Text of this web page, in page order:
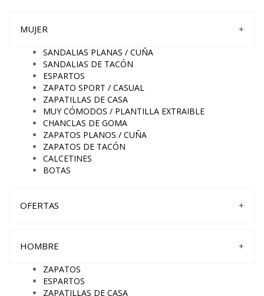
MUJER +
SANDALIAS PLANAS / CUÑA
SANDALIAS DE TACÓN
ESPARTOS
ZAPATO SPORT / CASUAL
ZAPATILLAS DE CASA
MUY CÓMODOS / PLANTILLA EXTRAIBLE
CHANCLAS DE GOMA
ZAPATOS PLANOS / CUÑA
ZAPATOS DE TACÓN
CALCETINES
BOTAS
OFERTAS +
HOMBRE +
ZAPATOS
ESPARTOS
ZAPATILLAS DE CASA